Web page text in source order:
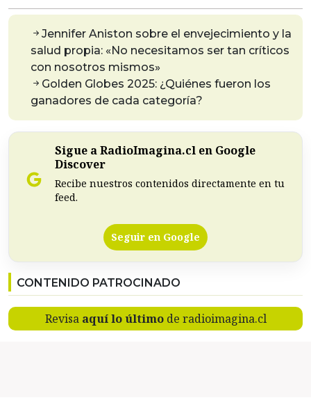
Jennifer Aniston sobre el envejecimiento y la
salud propia: «No necesitamos ser tan críticos
con nosotros mismos»
Golden Globes 2025: ¿Quiénes fueron los
ganadores de cada categoría?
Sigue a RadioImagina.cl en Google
Discover
Recibe nuestros contenidos directamente en tu
feed.
Seguir en Google
CONTENIDO PATROCINADO
Revisa aquí lo últimode radioimagina.cl